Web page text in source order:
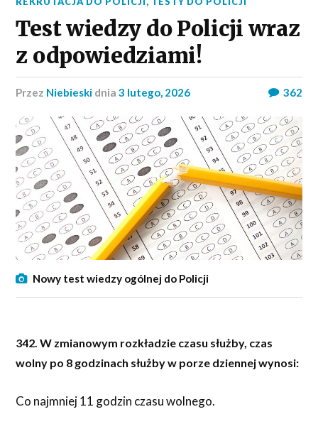
Test wiedzy do Policji wraz
z odpowiedziami!
przez Niebieski dnia3 lutego, 2026 362
Nowy test wiedzy ogólnej do Policji
342. W zmianowym rozkładzie czasu służby, czas
wolny po 8 godzinach służby w porze dziennej wynosi:
Co najmniej 11 godzin czasu wolnego.